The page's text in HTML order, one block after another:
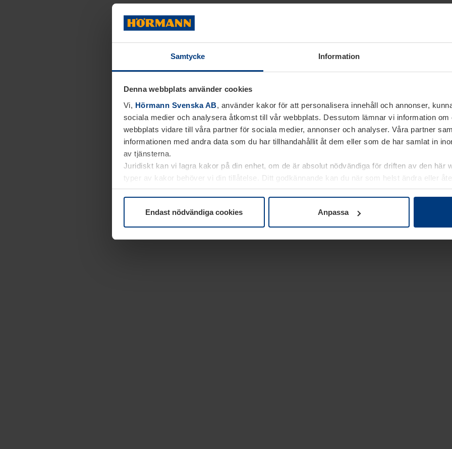
Samtycke Information
Denna webbplats använder cookies
Vi, Hörmann Svenska AB, använder kakor för att personalisera innehåll och annonser,
sociala medier och analysera åtkomst till vår webbplats. Dessutom lämnar vi information om
webbplats vidare till våra partner för sociala medier, annonser och analyser. Våra partner
informationen med andra data som du har tillhandahållit åt dem eller som de har samlat in
av tjänsterna.
Juridiskt kan vi lagra kakor på din enhet, om de är absolut nödvändiga för driften av den här
typer av kakor behöver vi din tillåtelse. Ditt godkännande kan du när som helst ändra eller
kakor underDataskyddsförklaringpå vår webbplats.
Endast nödvändiga cookies Anpassa